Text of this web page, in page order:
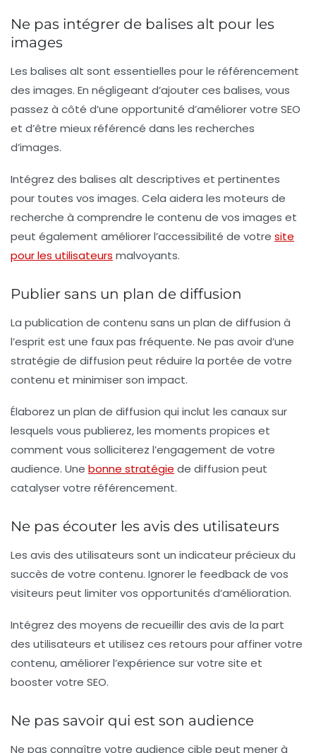
Ne pas intégrer de balises alt pour les
images
Les balises alt sont essentielles pour le référencement
des images. En négligeant d’ajouter ces balises, vous
passez à côté d’une opportunité d’améliorer votre SEO
et d’être mieux référencé dans les recherches
d’images.
Intégrez des balises alt descriptives et pertinentes
pour toutes vos images. Cela aidera les moteurs de
recherche à comprendre le contenu de vos images et
peut également améliorer l’accessibilité de votre site
pour les utilisateurs malvoyants.
Publier sans un plan de diffusion
La publication de contenu sans un plan de diffusion à
l’esprit est une faux pas fréquente. Ne pas avoir d’une
stratégie de diffusion peut réduire la portée de votre
contenu et minimiser son impact.
Élaborez un plan de diffusion qui inclut les canaux sur
lesquels vous publierez, les moments propices et
comment vous solliciterez l’engagement de votre
audience. Une bonne stratégie de diffusion peut
catalyser votre référencement.
Ne pas écouter les avis des utilisateurs
Les avis des utilisateurs sont un indicateur précieux du
succès de votre contenu. Ignorer le feedback de vos
visiteurs peut limiter vos opportunités d’amélioration.
Intégrez des moyens de recueillir des avis de la part
des utilisateurs et utilisez ces retours pour affiner votre
contenu, améliorer l’expérience sur votre site et
booster votre SEO.
Ne pas savoir qui est son audience
Ne pas connaître votre audience cible peut mener à